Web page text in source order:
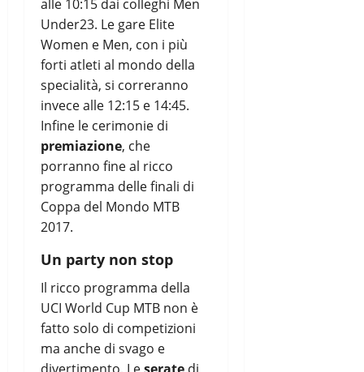
alle 10:15 dai colleghi Men
Under23. Le gare Elite
Women e Men, con i più
forti atleti al mondo della
specialità, si correranno
invece alle 12:15 e 14:45.
Infine le cerimonie di
premiazione, che
porranno fine al ricco
programma delle finali di
Coppa del Mondo MTB
2017.
Un party non stop
Il ricco programma della
UCI World Cup MTB non è
fatto solo di competizioni
ma anche di svago e